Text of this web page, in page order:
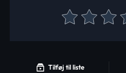
Tilføj til liste